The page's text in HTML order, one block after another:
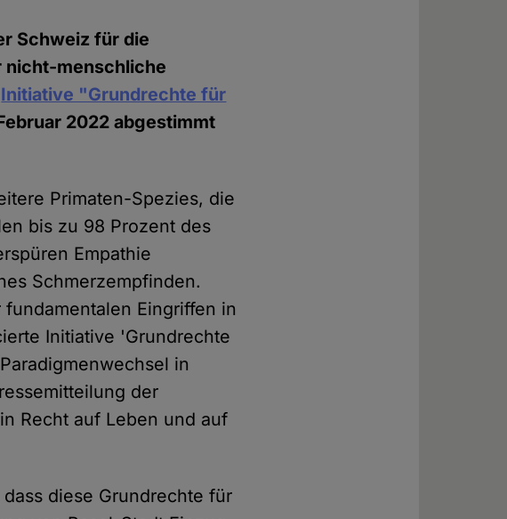
Schweiz für die
nicht-menschliche
Initiative "Grundrechte für
2022 abgestimmt
Primaten-Spezies, die
bis zu 98 Prozent des
Empathie
Schmerzempfinden.
Eingriffen in
Initiative 'Grundrechte
in
der
Recht auf Leben und auf
dass diese Grundrechte für